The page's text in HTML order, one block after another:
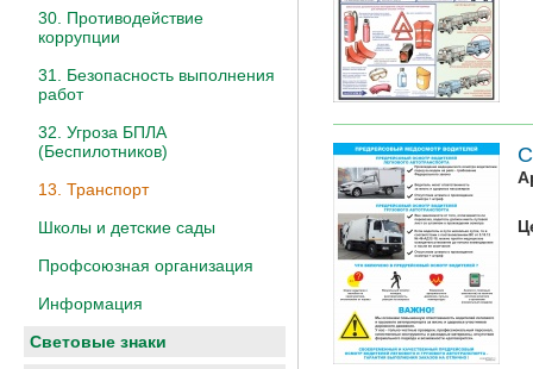
30. Противодействие
коррупции
31. Безопасность выполнения
работ
32. Угроза БПЛА
(Беспилотников)
13. Транспорт
Школы и детские сады
Профсоюзная организация
Информация
Световые знаки